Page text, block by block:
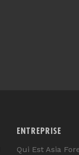
ENTREPRISE
Qui Est Asia